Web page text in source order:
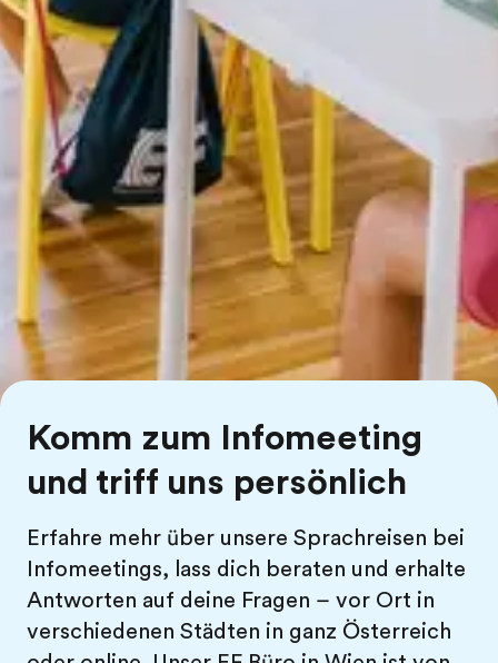
Komm zum Infomeeting
und triff uns persönlich
Erfahre mehr über unsere Sprachreisen bei
Infomeetings, lass dich beraten und erhalte
Antworten auf deine Fragen – vor Ort in
verschiedenen Städten in ganz Österreich